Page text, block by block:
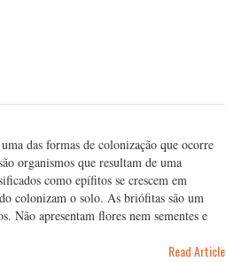
das formas de colonização que ocorre
organismos que resultam de uma
como epífitos se crescem em
colonizam o solo. As briófitas são um
Não apresentam flores nem sementes e
Read Article